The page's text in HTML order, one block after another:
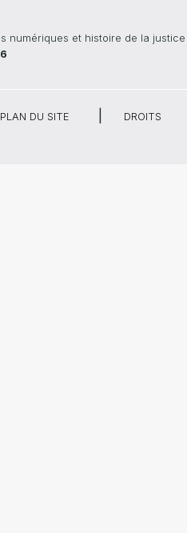
numériques et histoire de la justice
PLAN DU SITE DROITS